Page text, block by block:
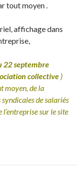
tout moyen .
affichage dans
22 septembre
collective )
moyen, de la
de salariés
sur le site